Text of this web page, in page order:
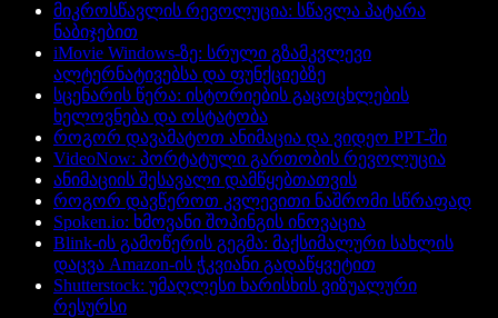
მიკროსწავლის რევოლუცია: სწავლა პატარა
ნაბიჯებით
iMovie Windows-ზე: სრული გზამკვლევი
ალტერნატივებსა და ფუნქციებზე
სცენარის წერა: ისტორიების გაცოცხლების
ხელოვნება და ოსტატობა
როგორ დავამატოთ ანიმაცია და ვიდეო PPT-ში
VideoNow: პორტატული გართობის რევოლუცია
ანიმაციის შესავალი დამწყებთათვის
როგორ დავწეროთ კვლევითი ნაშრომი სწრაფად
Spoken.io: ხმოვანი შოპინგის ინოვაცია
Blink-ის გამოწერის გეგმა: მაქსიმალური სახლის
დაცვა Amazon-ის ჭკვიანი გადაწყვეტით
Shutterstock: უმაღლესი ხარისხის ვიზუალური
რესურსი